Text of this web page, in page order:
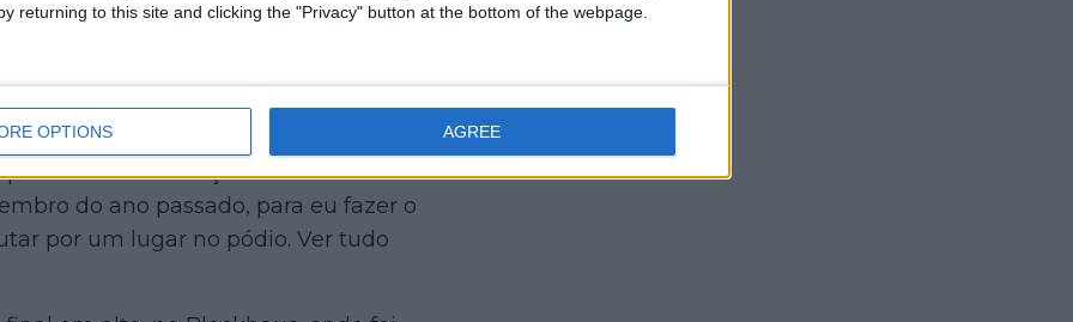
returning to this site and clicking the "Privacy" button at the bottom of the webpage.
OPTIONS AGREE
de 42 quilómetros, o percurso do
Gall fez diferenças face aos rivais
do ano passado, para eu fazer o
por um lugar no pódio. Ver tudo